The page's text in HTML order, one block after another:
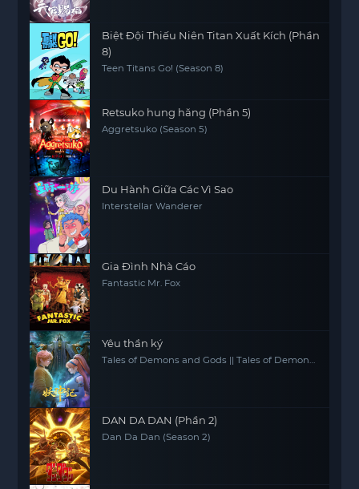
Biệt Đội Thiếu Niên Titan Xuất Kích (Phần
8)
Teen Titans Go! (Season 8)
Retsuko hung hăng (Phần 5)
Aggretsuko (Season 5)
Du Hành Giữa Các Vì Sao
Interstellar Wanderer
Gia Đình Nhà Cáo
Fantastic Mr. Fox
Yêu thần ký
Tales of Demons and Gods || Tales of Demon
DAN DA DAN (Phần 2)
Dan Da Dan (Season 2)